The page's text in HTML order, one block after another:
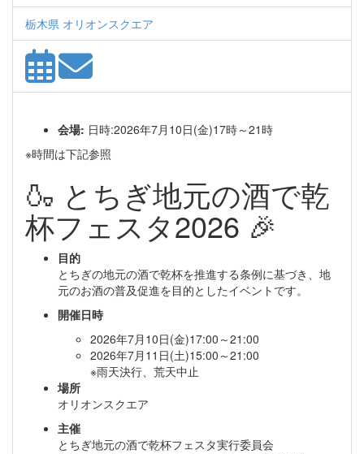
栃木県 オリオンスクエア
会場: 日時:2026年7月10日(金)17時～21時
※時間は下記参照
🍶 とちぎ地元の酒で乾
杯フェスタ2026 🎉
目的
とちぎの地元の酒で乾杯を推進する条例に基づき、地
元のお酒の普及促進を目的としたイベントです。
開催日時
2026年7月10日(金)17:00～21:00
2026年7月11日(土)15:00～21:00
※雨天決行、荒天中止
場所
オリオンスクエア
主催
とちぎ地元の酒で乾杯フェスタ実行委員会